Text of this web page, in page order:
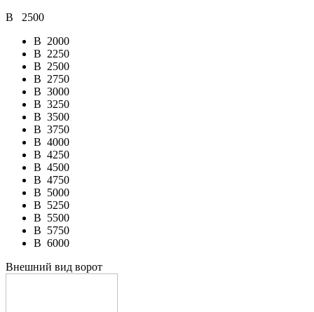
В 2500
В 2000
В 2250
В 2500
В 2750
В 3000
В 3250
В 3500
В 3750
В 4000
В 4250
В 4500
В 4750
В 5000
В 5250
В 5500
В 5750
В 6000
Внешний вид ворот